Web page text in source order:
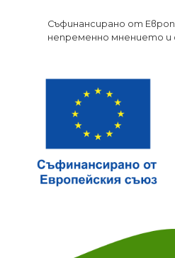
Съфинансирано от
непременно мнението